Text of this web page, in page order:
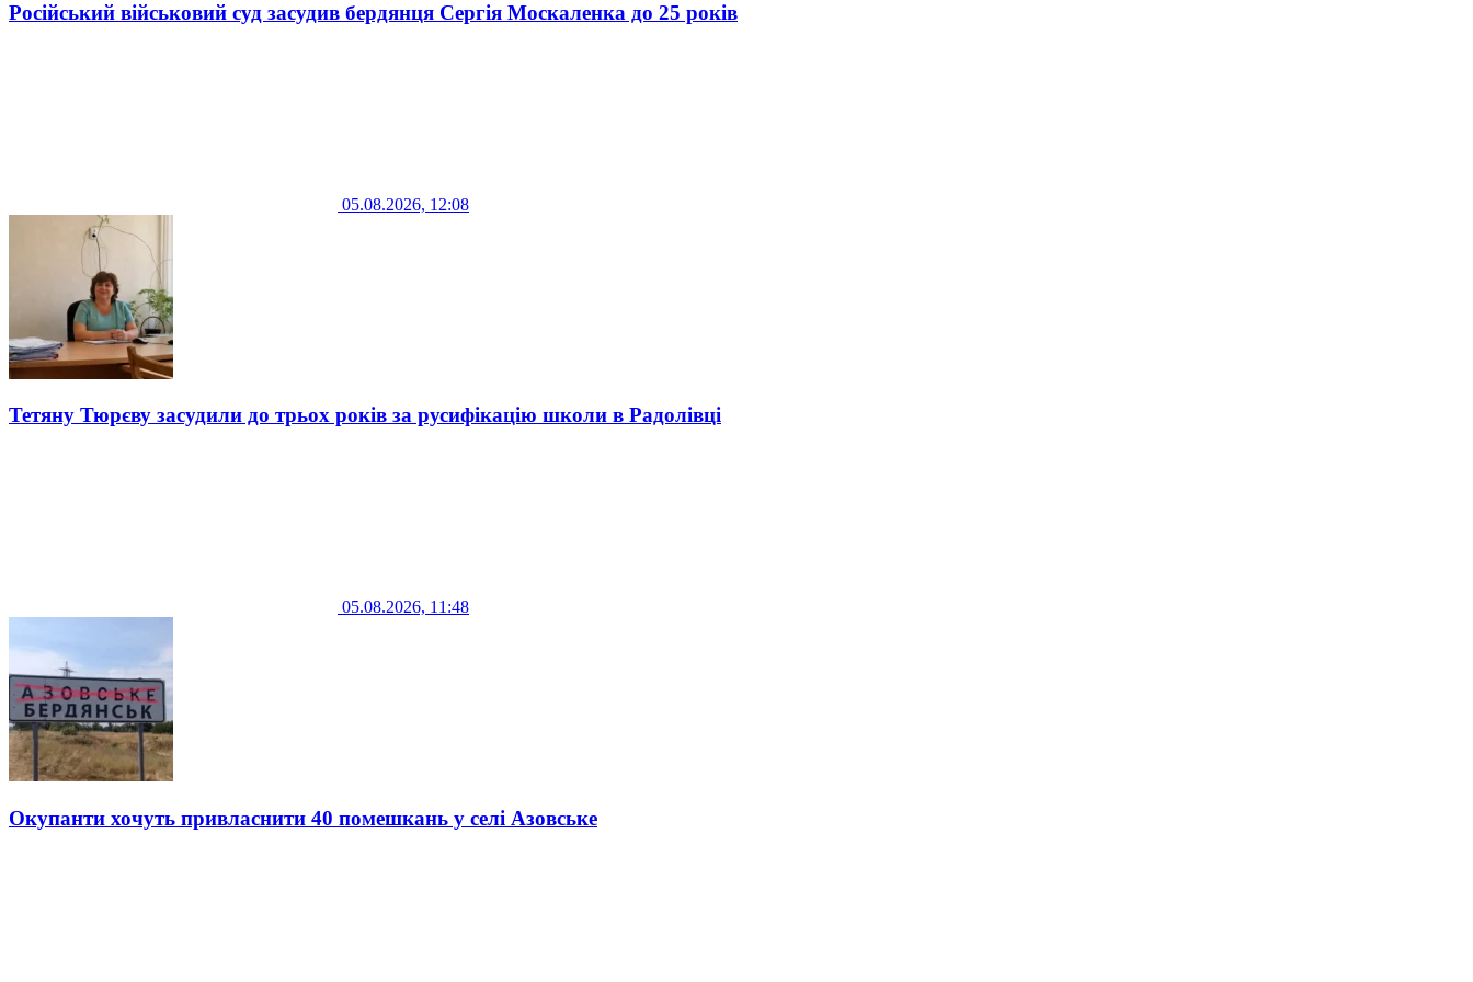
Російський військовий суд засудив бердянця Сергія Москаленка до 25 років
05.08.2026, 12:08
Тетяну Тюрєву засудили до трьох років за русифікацію школи в Радолівці
05.08.2026, 11:48
Окупанти хочуть привласнити 40 помешкань у селі Азовське